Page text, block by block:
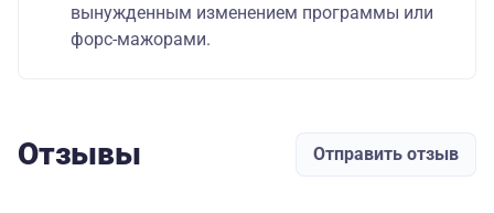
вынужденным изменением программы или
форс-мажорами.
Отзывы Отправить отзыв